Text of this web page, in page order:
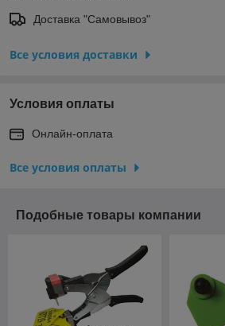
Доставка "Самовывоз"
Все условия доставки
Условия оплаты
Онлайн-оплата
Все условия оплаты
Подобные товары компании